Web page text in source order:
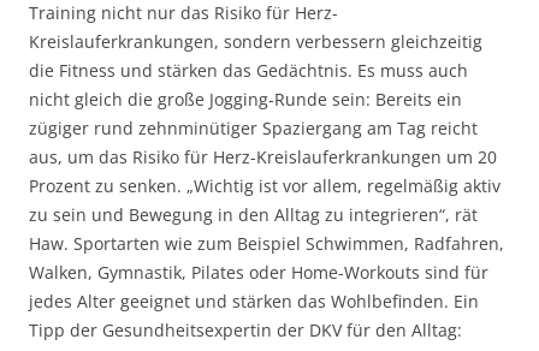
Training nicht nur das Risiko für Herz-
Kreislauferkrankungen, sondern verbessern gleichzeitig
die Fitness und stärken das Gedächtnis. Es muss auch
nicht gleich die große Jogging-Runde sein: Bereits ein
zügiger rund zehnminütiger Spaziergang am Tag reicht
aus, um das Risiko für Herz-Kreislauferkrankungen um 20
Prozent zu senken. „Wichtig ist vor allem, regelmäßig aktiv
zu sein und Bewegung in den Alltag zu integrieren“, rät
Haw. Sportarten wie zum Beispiel Schwimmen, Radfahren,
Walken, Gymnastik, Pilates oder Home-Workouts sind für
jedes Alter geeignet und stärken das Wohlbefinden. Ein
Tipp der Gesundheitsexpertin der DKV für den Alltag: